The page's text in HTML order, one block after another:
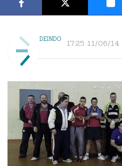
DEINDO 17:25 11/06/14